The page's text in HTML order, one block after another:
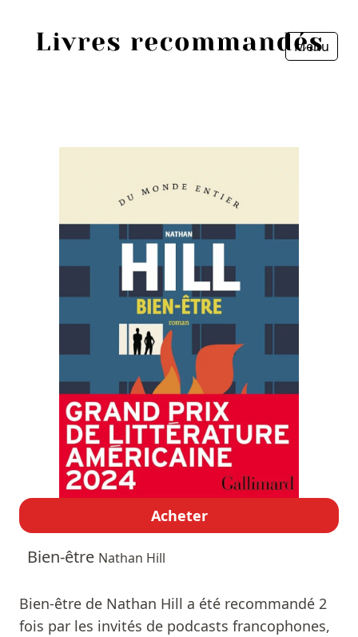
Menu
Acheter
Bien-être Nathan Hill
Bien-être de Nathan Hill a été recommandé 2
fois par les invités de podcasts francophones,
Personnes
Livres
Livres les plus recommandés
Prix littéraires
Fermer